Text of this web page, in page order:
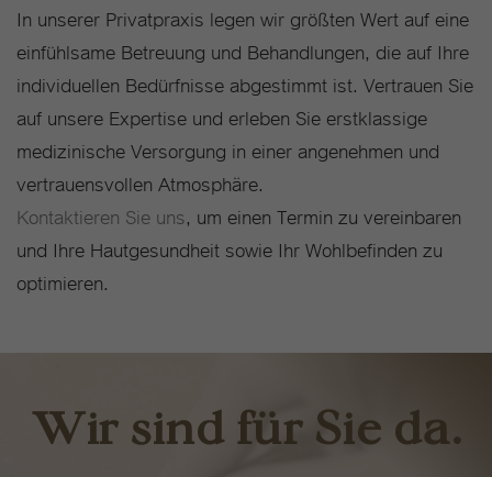
In unserer Privatpraxis legen wir größten Wert auf eine
einfühlsame Betreuung und Behandlungen, die auf Ihre
individuellen Bedürfnisse abgestimmt ist. Vertrauen Sie
auf unsere Expertise und erleben Sie erstklassige
medizinische Versorgung in einer angenehmen und
vertrauensvollen Atmosphäre.
Kontaktieren Sie uns, um einen Termin zu vereinbaren
und Ihre Hautgesundheit sowie Ihr Wohlbefinden zu
optimieren.
Wir sind für Sie da.